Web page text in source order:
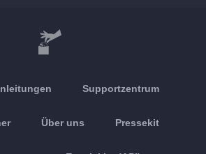
Supportzentrum
Über uns Pressekit